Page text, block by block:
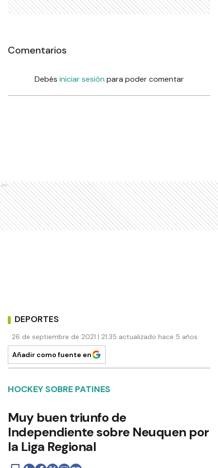
Comentarios
Debés iniciar sesión para poder comentar
Ads
DEPORTES
26 de septiembre de 2021 | 21:35 actualizado hace 5 años
Añadir como fuente en
HOCKEY SOBRE PATINES
Muy buen triunfo de
Independiente sobre Neuquen por
la Liga Regional